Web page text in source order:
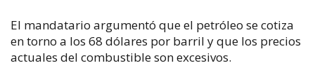
El mandatario argumentó que el petróleo se cotiza
en torno a los 68 dólares por barril y que los precios
actuales del combustible son excesivos.